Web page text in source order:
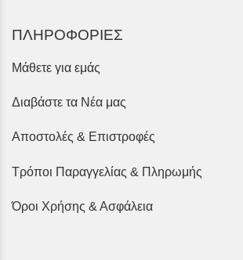
ΠΛΗΡΟΦΟΡΙΕΣ
Μάθετε για εμάς
Διαβάστε τα Νέα μας
Αποστολές & Επιστροφές
Τρόποι Παραγγελίας & Πληρωμής
Όροι Χρήσης & Ασφάλεια